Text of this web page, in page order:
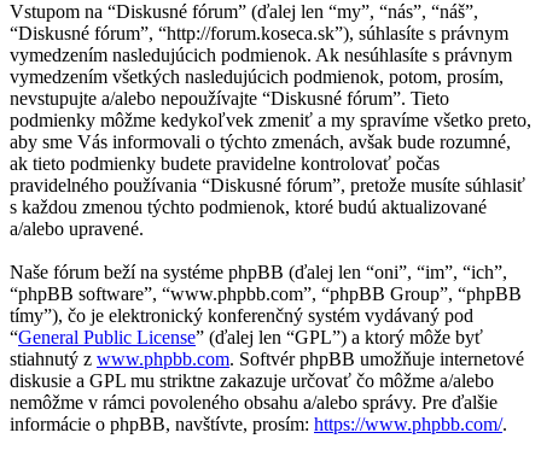
Vstupom na “Diskusné fórum” (ďalej len “my”, “nás”, “náš”,
“Diskusné fórum”, “http://forum.koseca.sk”), súhlasíte s právnym
vymedzením nasledujúcich podmienok. Ak nesúhlasíte s právnym
vymedzením všetkých nasledujúcich podmienok, potom, prosím,
nevstupujte a/alebo nepoužívajte “Diskusné fórum”. Tieto
podmienky môžme kedykoľvek zmeniť a my spravíme všetko preto,
aby sme Vás informovali o týchto zmenách, avšak bude rozumné,
ak tieto podmienky budete pravidelne kontrolovať počas
pravidelného používania “Diskusné fórum”, pretože musíte súhlasiť
s každou zmenou týchto podmienok, ktoré budú aktualizované
a/alebo upravené.
Naše fórum beží na systéme phpBB (ďalej len “oni”, “im”, “ich”,
“phpBB software”, “www.phpbb.com”, “phpBB Group”, “phpBB
tímy”), čo je elektronický konferenčný systém vydávaný pod
“General Public License” (ďalej len “GPL”) a ktorý môže byť
stiahnutý z www.phpbb.com. Softvér phpBB umožňuje internetové
diskusie a GPL mu striktne zakazuje určovať čo môžme a/alebo
nemôžme v rámci povoleného obsahu a/alebo správy. Pre ďalšie
informácie o phpBB, navštívte, prosím: https://www.phpbb.com/.